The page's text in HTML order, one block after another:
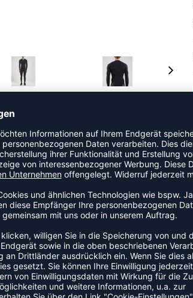
Langarmshirt besteht aus einem
Leistung beiträgt. Das Ergebnis